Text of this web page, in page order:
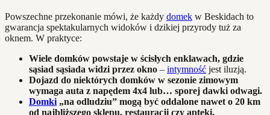
Powszechne przekonanie mówi, że każdy domek w Beskidach to
gwarancja spektakularnych widoków i dzikiej przyrody tuż za
oknem. W praktyce:
Wiele domków powstaje w ścisłych enklawach, gdzie
sąsiad sąsiada widzi przez okno – intymność jest iluzją.
Dojazd do niektórych domków w sezonie zimowym
wymaga auta z napędem 4x4 lub… sporej dawki odwagi.
Domki „na odludziu” mogą być oddalone nawet o 20 km
od najbliższego sklepu, restauracji czy apteki.